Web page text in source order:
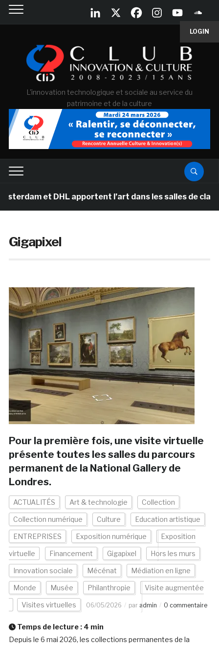
LOGIN
L'innovation technologique et sociale au service du
patrimoine et de la culture
et DHL apportent l’art dans les salles de classe des
Gigapixel
Pour la première fois, une visite virtuelle
présente toutes les salles du parcours
permanent de la National Gallery de
Londres.
ACTUALITÉS Art & technologie Collection
Collection numérique Culture Education artistique
ENTREPRISES Exposition numérique Exposition
virtuelle Financement Gigapixel Hors les murs
Innovation sociale Mécénat Médiation en ligne
Monde Musée Philanthropie Visite augmentée
Visites virtuelles 06/05/2026 par admin 0 commentaire
Temps de lecture : 4 min
Depuis le 6 mai 2026, les collections permanentes de la